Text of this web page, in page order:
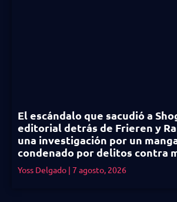
El escándalo que sacudió a
editorial detrás de Frieren y
una investigación por un
condenado por delitos contra
Yoss Delgado 7 agosto, 2026